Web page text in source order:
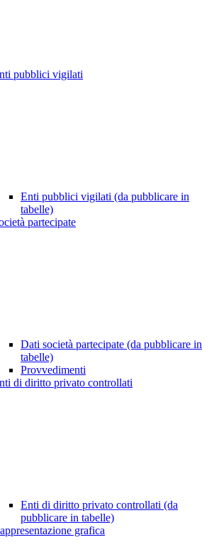
pubblici vigilati
Enti pubblici vigilati (da pubblicare in
tabelle)
partecipate
Dati società partecipate (da pubblicare in
tabelle)
Provvedimenti
di diritto privato controllati
Enti di diritto privato controllati (da
pubblicare in tabelle)
grafica